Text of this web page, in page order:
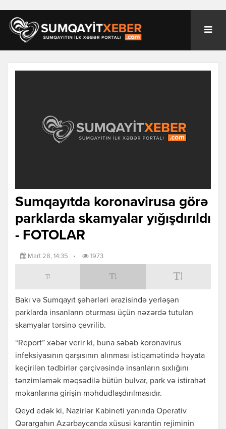
Sumqayıtda koronavirusa görə
parklarda skamyalar yığışdırıldı
- FOTOLAR
Mart 28, 14:35 • 1973
Bakı və Sumqayıt şəhərləri ərazisində yerləşən
parklarda insanların oturması üçün nəzərdə tutulan
skamyalar tərsinə çevrilib.
“Report” xəbər verir ki, buna səbəb koronavirus
infeksiyasının qarşısının alınması istiqamətində həyata
keçirilən tədbirlər çərçivəsində insanların sıxlığını
tənzimləmək məqsədilə bütün bulvar, park və istirahət
məkanlarına girişin məhdudlaşdırılmasıdır.
Qeyd edək ki, Nazirlər Kabineti yanında Operativ
Qərargahın Azərbaycanda xüsusi karantin rejiminin